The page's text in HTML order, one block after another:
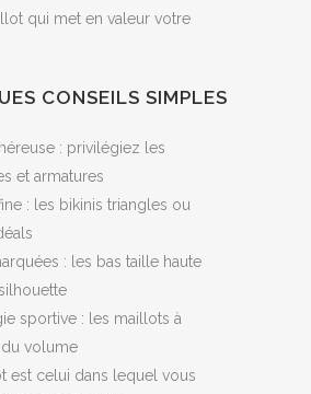
qui met en valeur votre
CONSEILS SIMPLES
: privilégiez les
et armatures
: les bikinis triangles ou
: les bas taille haute
sportive : les maillots à
volume
est celui dans lequel vous